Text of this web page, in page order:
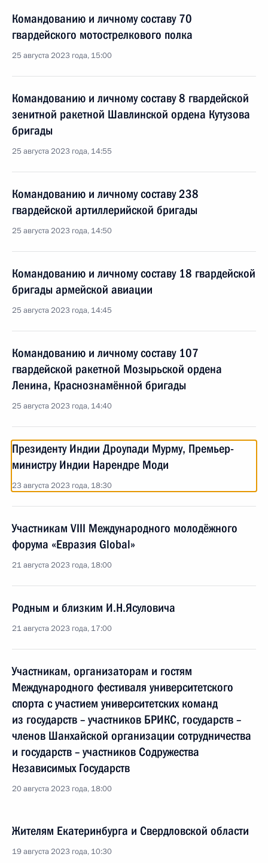
Командованию и личному составу 70
гвардейского мотострелкового полка
25 августа 2023 года, 15:00
Командованию и личному составу 8 гвардейской
зенитной ракетной Шавлинской ордена Кутузова
бригады
25 августа 2023 года, 14:55
Командованию и личному составу 238
гвардейской артиллерийской бригады
25 августа 2023 года, 14:50
Командованию и личному составу 18 гвардейской
бригады армейской авиации
25 августа 2023 года, 14:45
Командованию и личному составу 107
гвардейской ракетной Мозырьской ордена
Ленина, Краснознамённой бригады
25 августа 2023 года, 14:40
Президенту Индии Дроупади Мурму, Премьер-
министру Индии Нарендре Моди
23 августа 2023 года, 18:30
Участникам VIII Международного молодёжного
форума «Евразия Global»
21 августа 2023 года, 18:00
Родным и близким И.Н.Ясуловича
21 августа 2023 года, 17:00
Участникам, организаторам и гостям
Международного фестиваля университетского
спорта с участием университетских команд
из государств – участников БРИКС, государств –
членов Шанхайской организации сотрудничества
и государств – участников Содружества
Независимых Государств
20 августа 2023 года, 18:00
Жителям Екатеринбурга и Свердловской области
19 августа 2023 года, 10:30